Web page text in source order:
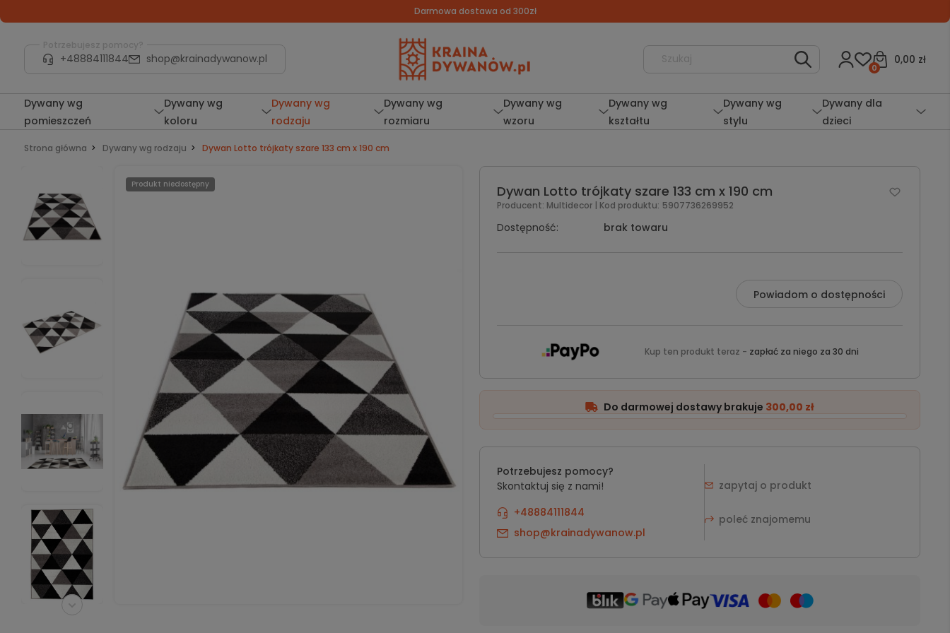
Darmowa dostawa od 300zł
Potrzebujesz pomocy?
+48884111844 shop@krainadywanow.pl 0,00 zł
0
Dywany wg
pomieszczeń
Dywany wg
koloru
Dywany wg
rodzaju
Dywany wg
rozmiaru
Dywany wg
wzoru
Dywany wg
kształtu
Dywany wg
stylu
Dywany dla
dzieci
Strona główna Dywany wg rodzaju Dywan Lotto trójkaty szare 133 cm x 190 cm
Produkt niedostępny Dywan Lotto trójkaty szare 133 cm x 190 cm
Producent: Multidecor | Kod produktu: 5907736269952
Dostępność: brak towaru
Powiadom o dostępności
Kup ten produkt teraz - zapłać za niego za 30 dni
Do darmowej dostawy brakuje 300,00 zł
Potrzebujesz pomocy?
Skontaktuj się z nami!
+48884111844
shop@krainadywanow.pl
zapytaj o produkt
poleć znajomemu